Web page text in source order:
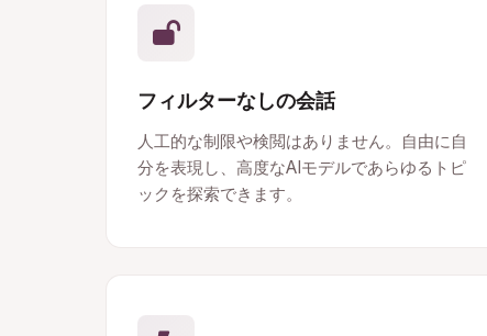
フィルターなしの会話
人工的な制限や検閲はありません。自由に自
分を表現し、高度なAIモデルであらゆるトピ
ックを探索できます。